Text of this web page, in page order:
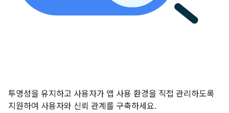
투명성을 유지하고 사용자가 앱 사용 환경을 직접 관리하도록
지원하여 사용자와 신뢰 관계를 구축하세요.